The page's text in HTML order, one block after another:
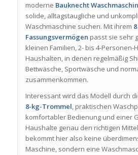
moderne Bauknecht
solide, alltagstaugliche und
Waschmaschine suchen. Mit ihrem
Fassungsvermögen passt sie sehr
kleinen Familien, 2- bis 4-
Haushalten, in denen regelmäßig
Bettwäsche, Sportwäsche und
zusammenkommen.
Interessant wird das Modell durch
8-kg-Trommel, praktischen
komfortabler Bedienung und einer
Haushalte genau den richtigen
bekommt hier also keine
Maschine, sondern eine